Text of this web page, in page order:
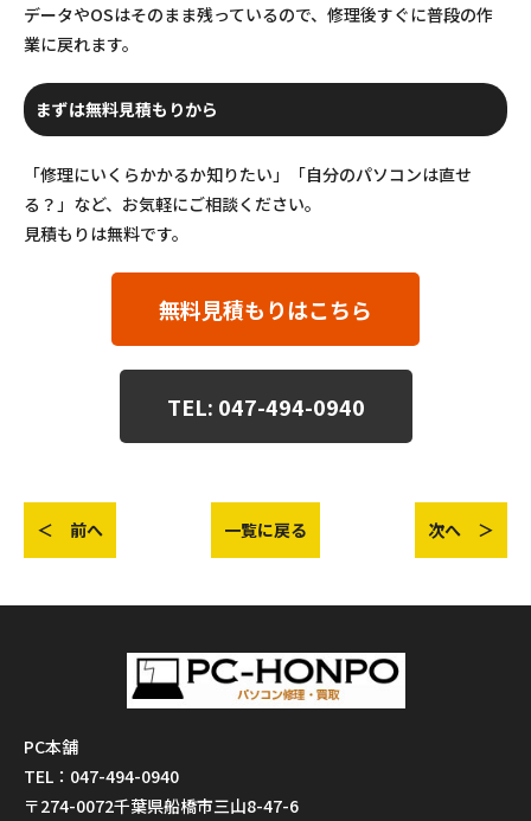
データやOSはそのまま残っているので、修理後すぐに普段の作
業に戻れます。
まずは無料見積もりから
「修理にいくらかかるか知りたい」「自分のパソコンは直せ
る？」など、お気軽にご相談ください。
見積もりは無料です。
無料見積もりはこちら
TEL: 047-494-0940
＜ 前へ 一覧に戻る 次へ ＞
PC本舗
TEL：047-494-0940
〒274-0072千葉県船橋市三山8-47-6